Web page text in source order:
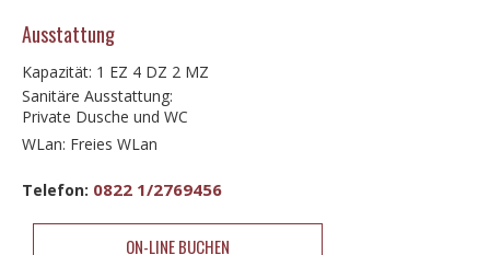
Ausstattung
Kapazität: 1 EZ 4 DZ 2 MZ
Sanitäre Ausstattung:
Private Dusche und WC
WLan: Freies WLan
Telefon: 0822 1/2769456
ON-LINE BUCHEN